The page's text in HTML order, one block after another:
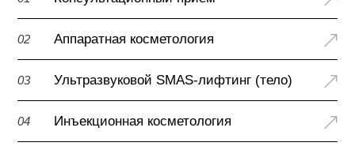
02 Аппаратная косметология
03 Ультразвуковой SMAS-лифтинг (тело)
04 Инъекционная косметология